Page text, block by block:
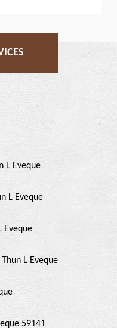
L Eveque
L Eveque
Eveque
L Eveque
59141